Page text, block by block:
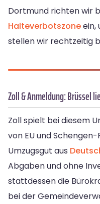
Dortmund richten wir
Halteverbotszoneein,
stellen wir rechtzeitig
Zoll & Anmeldung: Brüssel
Zoll spielt bei diesem
von EU und
Umzugsgut aus
Abgaben und ohne
stattdessen die
bei der